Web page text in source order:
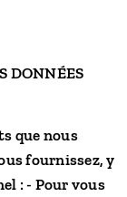
DONNÉES
que nous
fournissez, y
: - Pour vous